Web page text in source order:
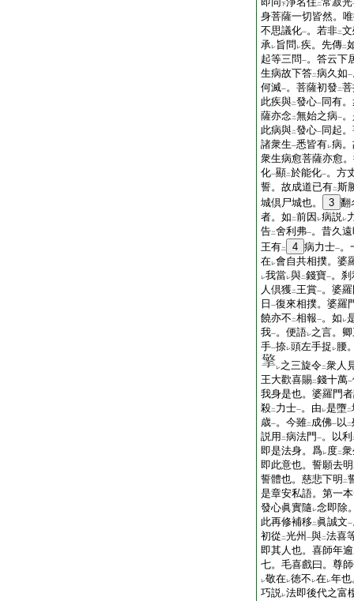
下 二
身菩薩一切皆然。
不思議化一。若非二
承レ 旨問 レ疾。先傳二
起等三問一。答云下
生病故下答二病久如一
何滅一。菩薩初發 二
此疾與二發心一 同有
薩亦念二無始之病一
此病與二發心一 同起
諸衆生一悉皆有レ病
衆生病愈菩薩亦愈
化一顯二於能化一。方
誓。故成道已有二斯
城倶尸城也。
3 翻
者。如 二前因 レ病説レ
告二舍利弗一。昔久
王有二 4 病力士一。
在レ會自共相撲。婆
レ我當レ與二錢寶一。
人倶獲二王賞一。婆
日 一復來相撲。婆羅
饒亦不 二相報一。如 レ
我一。便語レ之言。
手一捺レ頭左手捉 レ腰
レ之三旋令二衆人
王大歡喜賜二錢十萬一
我身是也。婆羅門
殺二 力士一。由 レ是墮二
歳一。今雖二 成佛一 以 二
説用 二病法門 一。以利
即是法身。爲レ度二
即此意也。誓願去明
誓體也。慈悲下明 二
是章安私語。第一
發心眞實隨 レ念即除
此再修補移二 眞誠文一
初從 二光州 一與二法喜
即其人也。喜師年逾
七。毛喜戲曰。尊
レ敬在レ徳不 レ在レ年也
巧説レ法即後代之富